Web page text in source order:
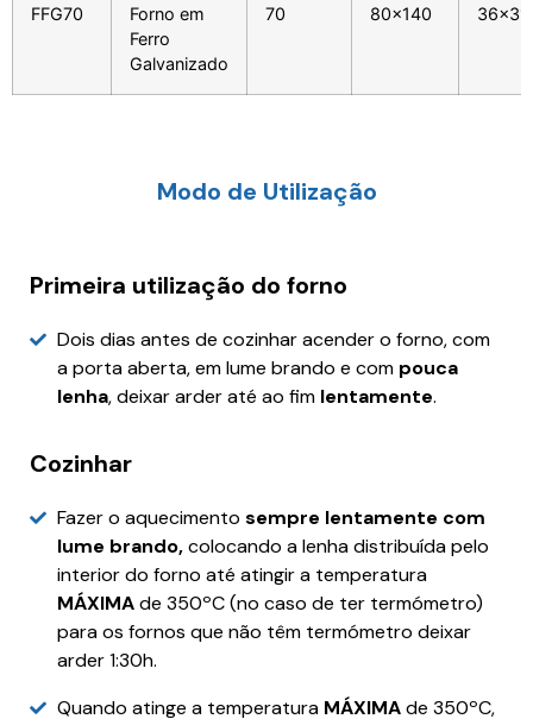
FFG70
Forno em
Ferro
Galvanizado
70 80x140 36x31
Modo de Utilização
Primeira utilização do forno
Dois dias antes de cozinhar acender o forno, com
a porta aberta, em lume brando e com pouca
lenha, deixar arder até ao fim lentamente.
Cozinhar
Fazer o aquecimento sempre lentamente com
lume brando,colocando a lenha distribuída pelo
interior do forno até atingir a temperatura
MÁXIMAde 350ºC (no caso de ter termómetro)
para os fornos que não têm termómetro deixar
arder 1:30h.
Quando atinge a temperatura MÁXIMAde 350ºC,